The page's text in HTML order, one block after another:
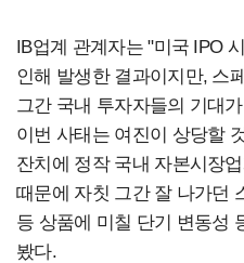
IB업계 관계자는 "미국 IPO
인해 발생한 결과이지만, 스
그간 국내 투자자들의 기대
이번 사태는 여진이 상당할
잔치에 정작 국내 자본시장
때문에 자칫 그간 잘 나가던
등 상품에 미칠 단기 변동성
봤다.